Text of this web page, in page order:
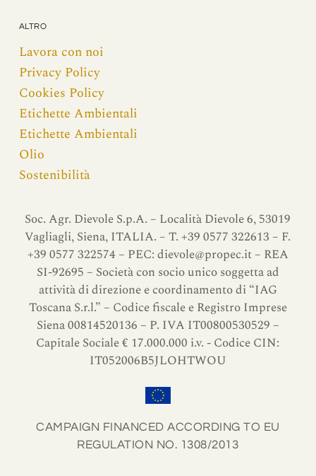
ALTRO
Lavora con noi
Privacy Policy
Cookies Policy
Etichette Ambientali
Etichette Ambientali
Olio
Sostenibilità
Soc. Agr. Dievole S.p.A. – Località Dievole 6, 53019
Vagliagli, Siena, ITALIA. – T. +39 0577 322613 – F.
+39 0577 322574 – PEC:dievole@propec.it– REA
SI-92695 – Società con socio unico soggetta ad
attività di direzione e coordinamento di “IAG
Toscana S.r.l.” – Codice fiscale e Registro Imprese
Siena 00814520136 – P. IVA IT00800530529 –
Capitale Sociale € 17.000.000 i.v. - Codice CIN:
IT052006B5JLOHTWOU
CAMPAIGN FINANCED ACCORDING TO EU
REGULATION NO. 1308/2013